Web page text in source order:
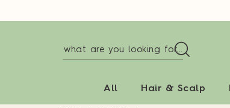
All Hair & Scalp